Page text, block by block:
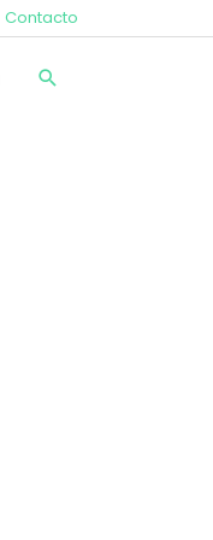
Contacto
Buscar